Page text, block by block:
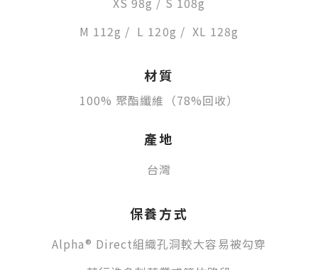
M 112g / L 120g / XL 128g
材質
100% 聚酯纖維（78%回收）
產地
台灣
保養方式
Alpha® Direct組織孔洞較大容易被勾穿